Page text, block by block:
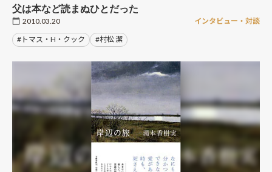
父は本など読まぬひとだった
2010.03.20 インタビュー・対談
#トマス・H・クック #村松 潔